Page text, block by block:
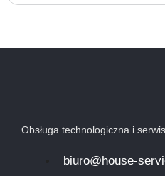
Obsługa technologiczna i
biuro@house-